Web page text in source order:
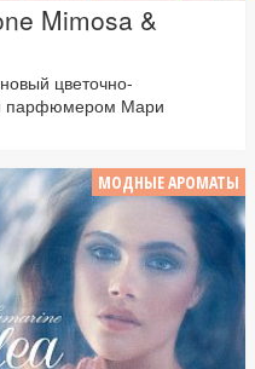
Mimosa &
цветочно-
парфюмером Мари
МОДНЫЕ АРОМАТЫ